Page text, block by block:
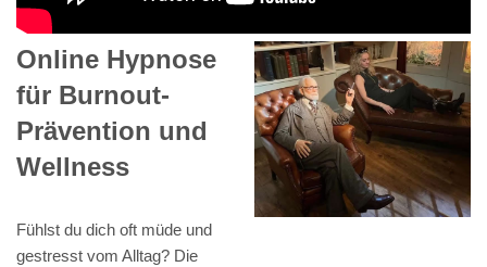
Online Hypnose
für Burnout-
Prävention und
Wellness
Fühlst du dich oft müde und
gestresst vom Alltag? Die